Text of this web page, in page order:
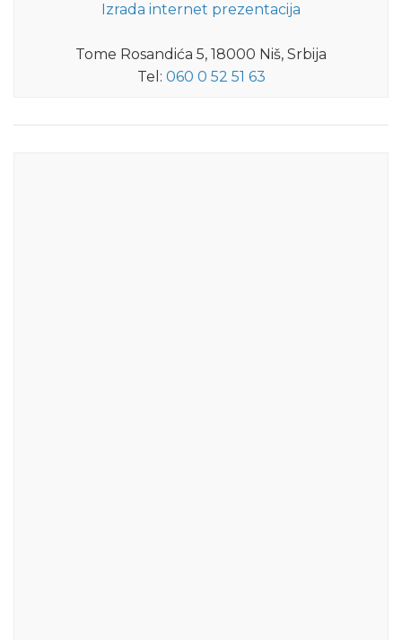
Izrada internet prezentacija
Tome Rosandića 5, 18000 Niš, Srbija
Tel: 060 0 52 51 63